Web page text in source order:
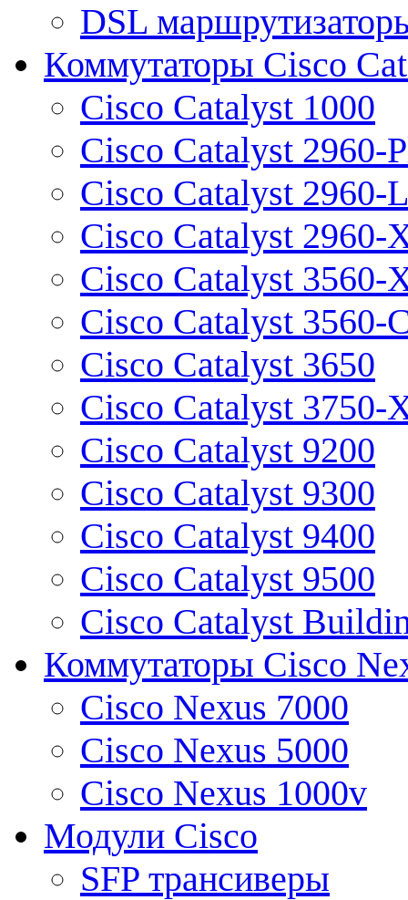
DSL
Коммутаторы Cisco
Cisco Catalyst 1000
Cisco Catalyst 2960-
Cisco Catalyst 2960-L
Cisco Catalyst 2960-
Cisco Catalyst 3560-
Cisco Catalyst 3560-
Cisco Catalyst 3650
Cisco Catalyst 3750-
Cisco Catalyst 9200
Cisco Catalyst 9300
Cisco Catalyst 9400
Cisco Catalyst 9500
Cisco Catalyst
Коммутаторы Cisco
Cisco Nexus 7000
Cisco Nexus 5000
Cisco Nexus 1000v
Модули Cisco
SFP трансиверы